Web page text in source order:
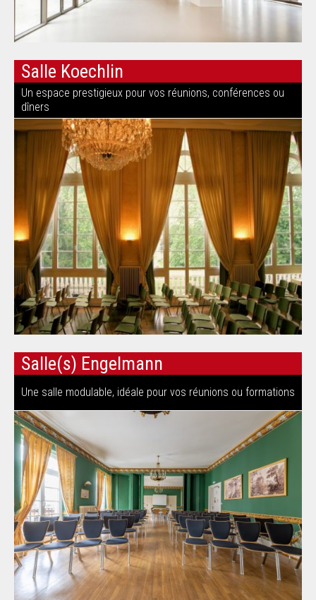
Salle Koechlin
Un espace prestigieux pour vos réunions, conférences ou
dîners
Salle(s) Engelmann
Une salle modulable, idéale pour vos réunions ou formations